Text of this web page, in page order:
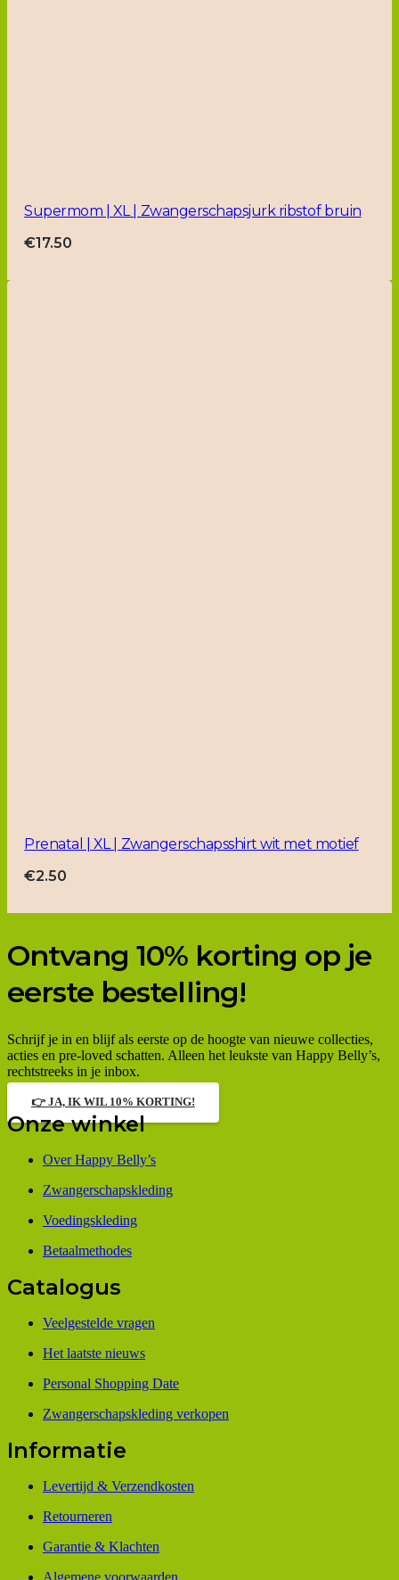
Supermom | XL | Zwangerschapsjurk ribstof bruin
€17.50
Prenatal | XL | Zwangerschapsshirt wit met motief
€2.50
Ontvang 10% korting op je
eerste bestelling!
Schrijf je in en blijf als eerste op de hoogte van nieuwe collecties,
acties en pre-loved schatten. Alleen het leukste van Happy Belly’s,
rechtstreeks in je inbox.
👉 JA, IK WIL 10% KORTING!
Onze winkel
Over Happy Belly’s
Zwangerschapskleding
Voedingskleding
Betaalmethodes
Catalogus
Veelgestelde vragen
Het laatste nieuws
Personal Shopping Date
Zwangerschapskleding verkopen
Informatie
Levertijd & Verzendkosten
Retourneren
Garantie & Klachten
Algemene voorwaarden